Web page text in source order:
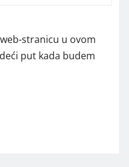
stranicu u ovom
put kada budem